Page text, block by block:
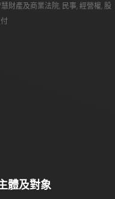
慧財產及商業法院, 民事,經營權,股
體及對象